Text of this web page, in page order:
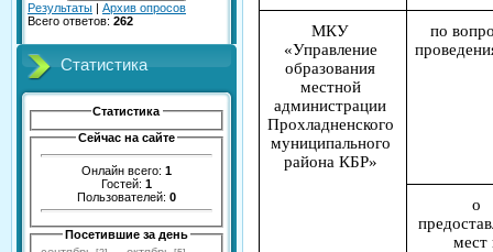
Результаты | Архив опросов
Всего ответов: 262
Статистика
Статистика
Сейчас на сайте
Онлайн всего: 1
Гостей: 1
Пользователей: 0
Посетившие за день
МКУ
«Управление
образования
местной
администрации
Прохладненского
муниципального
района КБР»
по
о
мест